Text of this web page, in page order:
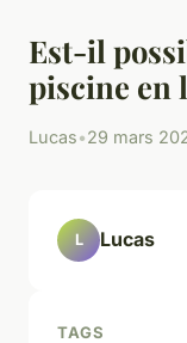
Est-il
piscine en
Lucas•29 mars
L Lucas
TAGS